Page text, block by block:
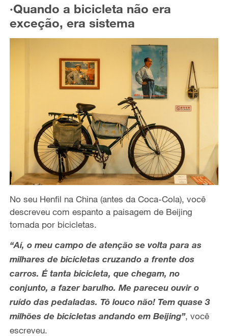
·Quando a bicicleta não era
exceção, era sistema
No seu Henfil na China (antes da Coca-Cola), você
descreveu com espanto a paisagem de Beijing
tomada por bicicletas.
“Aí, o meu campo de atenção se volta para as
milhares de bicicletas cruzando a frente dos
carros. É tanta bicicleta, que chegam, no
conjunto, a fazer barulho. Me pareceu ouvir o
ruído das pedaladas. Tô louco não! Tem quase 3
milhões de bicicletas andando em Beijing”, você
escreveu.